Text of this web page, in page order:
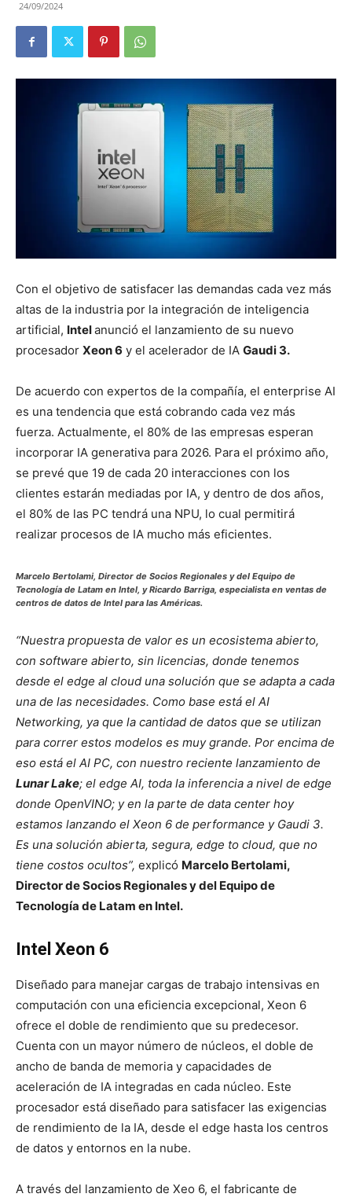
24/09/2024
Con el objetivo de satisfacer las demandas cada vez más
altas de la industria por la integración de inteligencia
artificial, Intelanunció el lanzamiento de su nuevo
procesador Xeon 6 y el acelerador de IA Gaudi 3.
De acuerdo con expertos de la compañía, el enterprise AI
es una tendencia que está cobrando cada vez más
fuerza. Actualmente, el 80% de las empresas esperan
incorporar IA generativa para 2026. Para el próximo año,
se prevé que 19 de cada 20 interacciones con los
clientes estarán mediadas por IA, y dentro de dos años,
el 80% de las PC tendrá una NPU, lo cual permitirá
realizar procesos de IA mucho más eficientes.
Marcelo Bertolami, Director de Socios Regionales y del Equipo de
Tecnología de Latam en Intel, y Ricardo Barriga, especialista en ventas de
centros de datos de Intel para las Américas.
“Nuestra propuesta de valor es un ecosistema abierto,
con software abierto, sin licencias, donde tenemos
desde el edge al cloud una solución que se adapta a cada
una de las necesidades. Como base está el AI
Networking, ya que la cantidad de datos que se utilizan
para correr estos modelos es muy grande. Por encima de
eso está el AI PC, con nuestro reciente lanzamiento de
Lunar Lake; el edge AI, toda la inferencia a nivel de edge
donde OpenVINO; y en la parte de data center hoy
estamos lanzando el Xeon 6 de performance y Gaudi 3.
Es una solución abierta, segura, edge to cloud, que no
tiene costos ocultos”, explicó Marcelo Bertolami,
Director de Socios Regionales y del Equipo de
Tecnología de Latam en Intel.
Intel Xeon 6
Diseñado para manejar cargas de trabajo intensivas en
computación con una eficiencia excepcional, Xeon 6
ofrece el doble de rendimiento que su predecesor.
Cuenta con un mayor número de núcleos, el doble de
ancho de banda de memoria y capacidades de
aceleración de IA integradas en cada núcleo. Este
procesador está diseñado para satisfacer las exigencias
de rendimiento de la IA, desde el edge hasta los centros
de datos y entornos en la nube.
A través del lanzamiento de Xeo 6, el fabricante de